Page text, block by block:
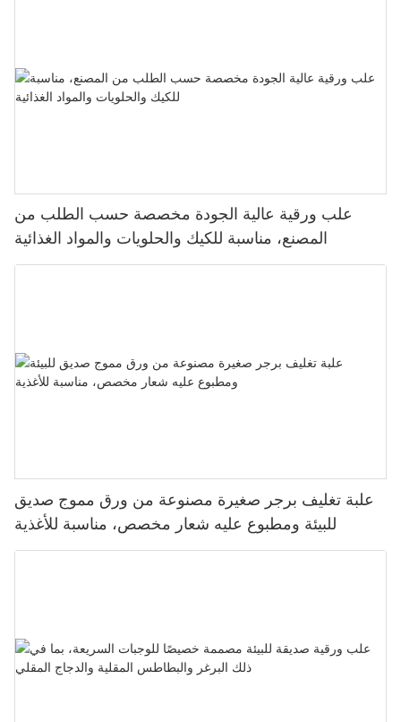
علب ورقية عالية الجودة مخصصة حسب الطلب من
المصنع، مناسبة للكيك والحلويات والمواد الغذائية
علبة تغليف برجر صغيرة مصنوعة من ورق مموج صديق
للبيئة ومطبوع عليه شعار مخصص، مناسبة للأغذية